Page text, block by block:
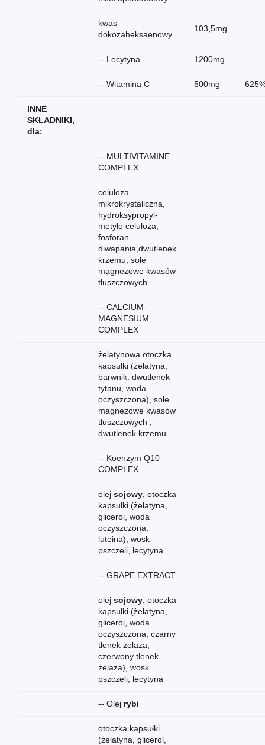
kwas
dokozaheksaenowy
103,5mg
-- Lecytyna 1200mg
-- Witamina C 500mg
INNE
SKŁADNIKI,
dla:
-- MULTIVITAMINE
COMPLEX
celuloza
mikrokrystaliczna,
hydroksypropyl-
metylo celuloza,
fosforan
diwapania,dwutlenek
krzemu, sole
magnezowe kwasów
tłuszczowych
-- CALCIUM-
MAGNESIUM
COMPLEX
żelatynowa otoczka
kapsułki (żelatyna,
barwnik: dwutlenek
tytanu, woda
oczyszczona), sole
magnezowe kwasów
tłuszczowych ,
dwutlenek krzemu
-- Koenzym Q10
COMPLEX
olej sojowy , otoczka
kapsułki (żelatyna,
glicerol, woda
oczyszczona,
luteina), wosk
pszczeli, lecytyna
-- GRAPE EXTRACT
olej sojowy , otoczka
kapsułki (żelatyna,
glicerol, woda
oczyszczona, czarny
tlenek żelaza,
czerwony tlenek
żelaza), wosk
pszczeli, lecytyna
-- Olej rybi
otoczka kapsułki
(żelatyna, glicerol,